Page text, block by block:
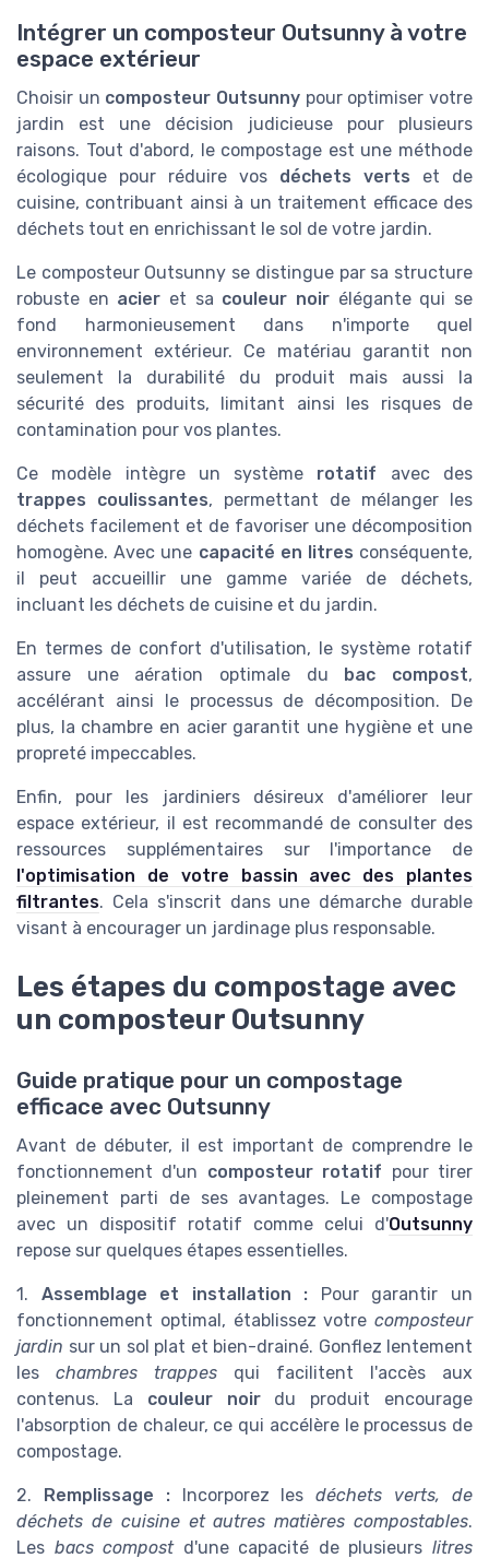
Intégrer un composteur Outsunny à votre
espace extérieur
Choisir un composteur Outsunny pour optimiser votre
jardin est une décision judicieuse pour plusieurs
raisons. Tout d'abord, le compostage est une méthode
écologique pour réduire vos déchets verts et de
cuisine, contribuant ainsi à un traitement efficace des
déchets tout en enrichissant le sol de votre jardin.
Le composteur Outsunny se distingue par sa structure
robuste en acier et sa couleur noir élégante qui se
fond harmonieusement dans n'importe quel
environnement extérieur. Ce matériau garantit non
seulement la durabilité du produit mais aussi la
sécurité des produits, limitant ainsi les risques de
contamination pour vos plantes.
Ce modèle intègre un système rotatif avec des
trappes coulissantes, permettant de mélanger les
déchets facilement et de favoriser une décomposition
homogène. Avec une capacité en litres conséquente,
il peut accueillir une gamme variée de déchets,
incluant les déchets de cuisine et du jardin.
En termes de confort d'utilisation, le système rotatif
assure une aération optimale du bac compost,
accélérant ainsi le processus de décomposition. De
plus, la chambre en acier garantit une hygiène et une
propreté impeccables.
Enfin, pour les jardiniers désireux d'améliorer leur
espace extérieur, il est recommandé de consulter des
ressources supplémentaires sur l'importance de
l'optimisation de votre bassin avec des plantes
filtrantes. Cela s'inscrit dans une démarche durable
visant à encourager un jardinage plus responsable.
Les étapes du compostage avec
un composteur Outsunny
Guide pratique pour un compostage
efficace avec Outsunny
Avant de débuter, il est important de comprendre le
fonctionnement d'un composteur rotatif pour tirer
pleinement parti de ses avantages. Le compostage
avec un dispositif rotatif comme celui d'Outsunny
repose sur quelques étapes essentielles.
1. Assemblage et installation : Pour garantir un
fonctionnement optimal, établissez votre composteur
jardin sur un sol plat et bien-drainé. Gonflez lentement
les chambres trappes qui facilitent l'accès aux
contenus. La couleur noirdu produit encourage
l'absorption de chaleur, ce qui accélère le processus de
compostage.
2. Remplissage : Incorporez lesdéchets verts, de
déchets de cuisine et autres matières compostables.
Les bacs compostd'une capacité de plusieurslitres